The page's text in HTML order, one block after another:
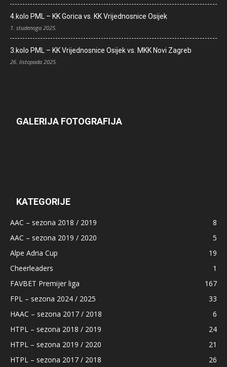
4.kolo PML – KK Gorica vs. KK Vrijednosnice Osijek
1. studenoga 2025.
3.kolo PML – KK Vrijednosnice Osijek vs. MKK Novi Zagreb
26. listopada 2025.
GALERIJA FOTOGRAFIJA
KATEGORIJE
AAC – sezona 2018 / 2019
8
AAC – sezona 2019 / 2020
5
Alpe Adria Cup
19
Cheerleaders
1
FAVBET Premijer liga
167
FPL – sezona 2024 / 2025
33
HAAC – sezona 2017 / 2018
6
HTPL – sezona 2018 / 2019
24
HTPL – sezona 2019 / 2020
21
HTPL – sezona 2017 / 2018
26